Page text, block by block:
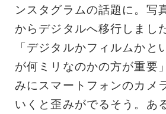
ンスタグラムの話題に。写
からデジタルへ移行しまし
「デジタルかフィルムかと
が何ミリなのかの方が重要
みにスマートフォンのカメ
いくと歪みがでるそう。あ